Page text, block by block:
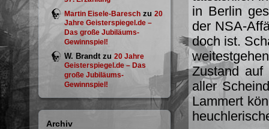
Martin Eisele-Baresch zu 20
Jahre Geisterspiegel.de –
Das große Jubiläums-
Gewinnspiel!
W. Brandtzu 20 Jahre
Geisterspiegel.de – Das
große Jubiläums-
Gewinnspiel!
Archiv
in Berlin
der NSA-
doch ist.
Zustand auf
aller
Lammert